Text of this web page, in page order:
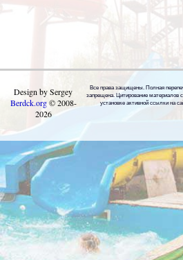
Design by Sergey
Berdck.org©2008-
2026
Все права защищены. Полная
запрещена. Цитирование материалов
установке активной ссылки на